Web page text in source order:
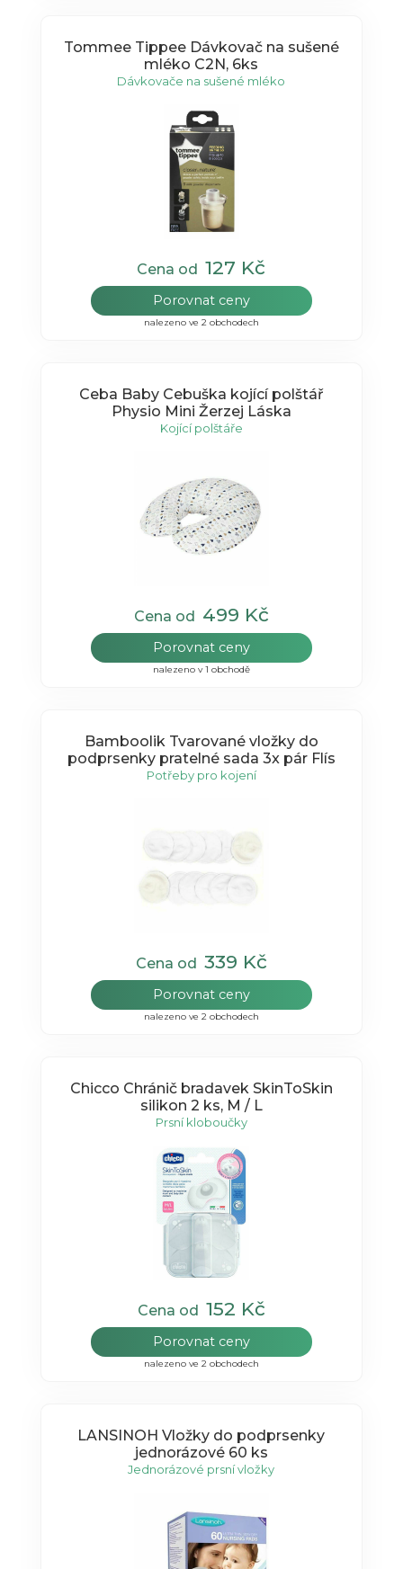
Tommee Tippee Dávkovač na sušené
mléko C2N, 6ks
Dávkovače na sušené mléko
Cena od 127 Kč
Porovnat ceny
nalezeno ve 2 obchodech
Ceba Baby Cebuška kojící polštář
Physio Mini Žerzej Láska
Kojící polštáře
Cena od 499 Kč
Porovnat ceny
nalezeno v 1 obchodě
Bamboolik Tvarované vložky do
podprsenky pratelné sada 3x pár Flís
Potřeby pro kojení
Cena od 339 Kč
Porovnat ceny
nalezeno ve 2 obchodech
Chicco Chránič bradavek SkinToSkin
silikon 2 ks, M / L
Prsní kloboučky
Cena od 152 Kč
Porovnat ceny
nalezeno ve 2 obchodech
LANSINOH Vložky do podprsenky
jednorázové 60 ks
Jednorázové prsní vložky